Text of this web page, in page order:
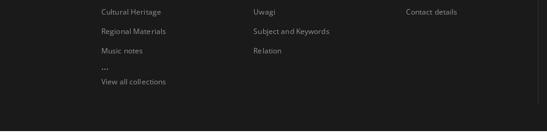
Cultural Heritage
Regional Materials
Music notes
...
View all collections
Uwagi
Subject and Keywords
Relation
Contact details